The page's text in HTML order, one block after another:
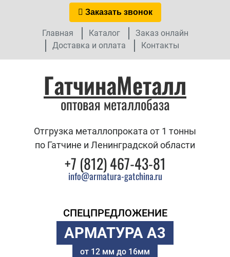
Заказать звонок
Главная Каталог
Заказ онлайн
Доставка и оплата
Контакты
ГатчинаМеталл
оптовая металлобаза
Отгрузка металлопроката от 1 тонны
по Гатчине и Ленинградской области
+7 (812) 467-43-81
info@armatura-gatchina.ru
СПЕЦПРЕДЛОЖЕНИЕ
АРМАТУРА А3
от 12 мм до 16мм